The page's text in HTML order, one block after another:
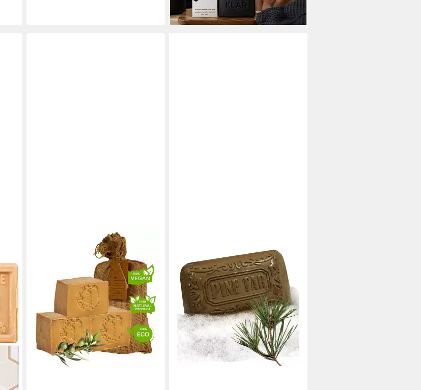
lieferbar - in 3-4 Werktagen bei dir
Seifen-Set Traditionelle Kiefer-
Teerseife im 3er-Sparset
14,95 €
(4,98 €/ 100 g)
lieferbar - in 3-4 Werktagen bei dir